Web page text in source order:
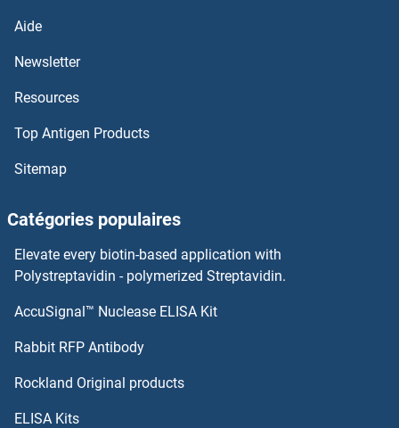
UBE2O Anticorps
UBE2NL Anticorps
UBE2M Anticorps
UBE2L3 Anticorps
UBE2J2 Anticorps
UBE2J1 Anticorps
Aide
Newsletter
Resources
Top Antigen Products
Sitemap
Catégories populaires
Elevate every biotin-based application with
Polystreptavidin - polymerized Streptavidin.
AccuSignal™ Nuclease ELISA Kit
Rabbit RFP Antibody
Rockland Original products
ELISA Kits